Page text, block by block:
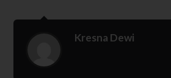
Kresna Dewi